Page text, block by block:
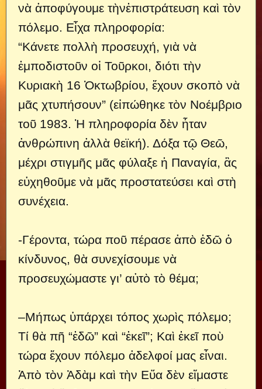
νὰ ἀποφύγουμε τὴνἐπιστράτευση καὶ τὸν
πόλεμο. Εἶχα πληροφορία:
“Κάνετε πολλὴ προσευχή, γιὰ νὰ
ἐμποδιστοῦν οἱ Τοῦρκοι, διότι τὴν
Κυριακὴ 16 Ὀκτωβρίου, ἔχουν σκοπὸ νὰ
μᾶς χτυπήσουν” (εἰπώθηκε τὸν Νοέμβριο
τοῦ 1983. Ἡ πληροφορία δὲν ἦταν
ἀνθρώπινη ἀλλὰ θεϊκή). Δόξα τῷ Θεῶ,
μέχρι στιγμῆς μᾶς φύλαξε ἡ Παναγία, ἂς
εὐχηθοῦμε νὰ μᾶς προστατεύσει καὶ στὴ
συνέχεια.
-Γέροντα, τώρα ποῦ πέρασε ἀπὸ ἐδῶ ὁ
κίνδυνος, θὰ συνεχίσουμε νὰ
προσευχώμαστε γι’ αὐτὸ τὸ θέμα;
–Μήπως ὑπάρχει τόπος χωρὶς πόλεμο;
Τί θὰ πῆ “ἐδῶ” καὶ “ἐκεῖ”; Καὶ ἐκεῖ ποὺ
τώρα ἔχουν πόλεμο ἀδελφοί μας εἶναι.
Ἀπὸ τὸν Ἀδὰμ καὶ τὴν Εὕα δὲν εἴμαστε